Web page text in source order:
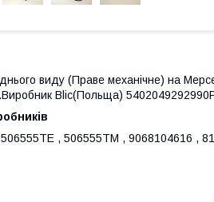
виду (Праве механічне) на
Blic(Польща)
, 506555TM , 9068104616 ,